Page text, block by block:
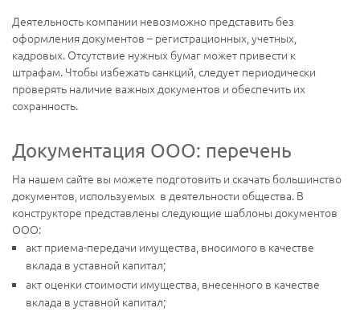
Деятельность компании невозможно представить без
оформления документов – регистрационных, учетных,
кадровых. Отсутствие нужных бумаг может привести к
штрафам. Чтобы избежать санкций, следует периодически
проверять наличие важных документов и обеспечить их
сохранность.
Документация ООО: перечень
На нашем сайте вы можете подготовить и скачать большинство
документов, используемых в деятельности общества. В
конструкторе представлены следующие шаблоны документов
ООО:
акт приема-передачи имущества, вносимого в качестве
вклада в уставной капитал;
акт оценки стоимости имущества, внесенного в качестве
вклада в уставной капитал;